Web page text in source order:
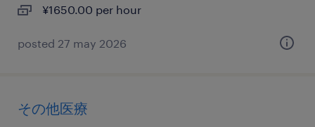
¥1650.00 per hour
posted 27 may 2026
その他医療